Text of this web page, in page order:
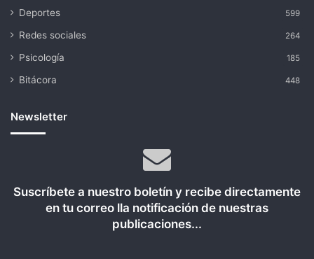
Deportes 599
Redes sociales 264
Psicología 185
Bitácora 448
Newsletter
Suscríbete a nuestro boletín y recibe directamente
en tu correo lla notificación de nuestras
publicaciones...